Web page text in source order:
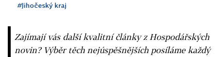
#Jihočeský kraj
Zajímají vás další kvalitní články z Hospodářských
novin? Výběr těch nejúspěšnějších posíláme každý